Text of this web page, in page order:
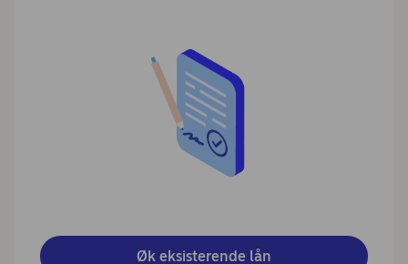
Øk eksisterende lån